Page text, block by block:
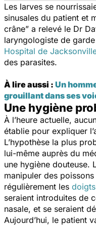
Les larves se
sinusales du patient et
crâne” a relevé le Dr
laryngologiste de
Hospital de
des parasites.
À lire aussi : Un
grouillant dans ses
Une hygiène
À l’heure actuelle,
établie pour expliquer
L’hypothèse la plus
lui-même auprès du
une hygiène douteuse.
manipuler des
régulièrement les
seraient introduites de
nasale, et se seraient
Aujourd’hui, le patient